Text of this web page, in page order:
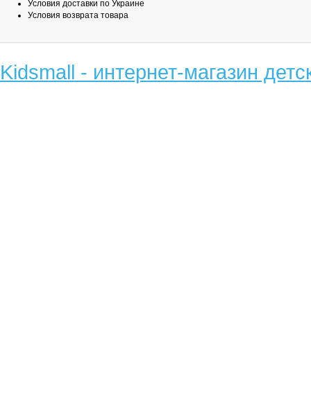
Условия доставки по Украине
Условия возврата товара
Kidsmall - интернет-магазин